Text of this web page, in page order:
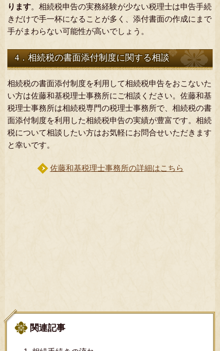
ります。相続税申告の実務経験が少ない税理士は申告手続
きだけで手一杯になることが多く、添付書面の作成にまで
手がまわらない可能性が高いでしょう。
4．相続税の書面添付制度に関する相談
相続税の書面添付制度を利用して相続税申告をおこないた
い方は佐藤和基税理士事務所にご相談ください。佐藤和基
税理士事務所は相続税専門の税理士事務所で、相続税の書
面添付制度を利用した相続税申告の実績が豊富です。相続
税について相談したい方はお気軽にお問合せいただきます
と幸いです。
佐藤和基税理士事務所の詳細はこちら
関連記事